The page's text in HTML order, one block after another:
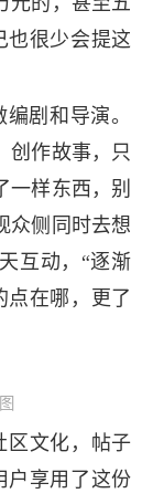
也很少会提这
剧和导演。
创作故事，只
一样东西，别
众侧同时去想
互动，“逐渐
点在哪，更了
文化，帖子
户享用了这份